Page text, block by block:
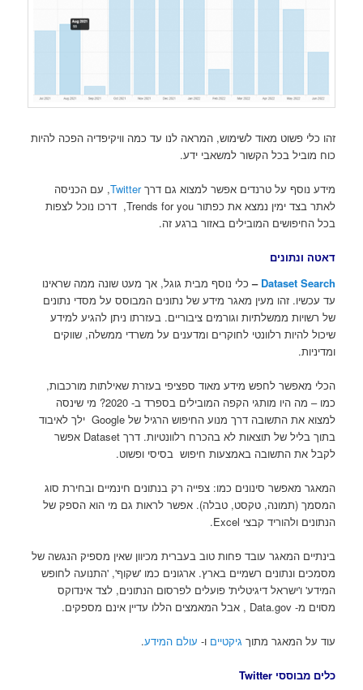
זהו כלי פשוט מאוד לשימוש, המראה לנו עד כמה וויקיפדיה הפכה להיות
כוח מוביל בכל הקשור למשאבי ידע.
מידע נוסף על טרנדים אפשר למצוא גם דרךTwitter, עם הכניסה
לאתר בצד ימין נמצא את כפתור Trends for you, דרכו נוכל לצפות
בכל החיפושים המובילים באזור ברגע זה.
דאטה ונתונים
Dataset Search
–כלי נוסף מבית גוגל, אך מעט שונה ממה שראינו
עד עכשיו. זהו מעין מאגר מידע של נתונים המבוסס על מסדי נתונים
של רשויות ממשלתיות וגורמים ציבוריים. בעזרתו ניתן להגיע למידע
שיכול להיות רלוונטי לחוקרים ומדענים על משרדי ממשלה, שווקים
ומדיניות.
הכלי מאפשר לחפש מידע מאוד ספציפי בעזרת שאילתות מורכבות,
כמו – מה היו מותגי הקפה המובילים בספרד ב- 2020? מי שינסה
למצוא את התשובה דרך מנוע החיפוש הרגיל של Google ילך לאיבוד
בתוך בליל של תוצאות לא בהכרח רלוונטיות. דרך Dataset אפשר
לקבל את התשובה באמצעות חיפוש בסיסי ופשוט.
המאגר מאפשר סינונים כמו: צפייה רק בנתונים חינמיים ובחירת סוג
המסמך (תמונה, טקסט, טבלה). אפשר לראות גם מי הוא הספק של
הנתונים ולהוריד קבצי Excel.
בינתיים המאגר עובד פחות טוב בעברית מכיוון שאין מספיק הנגשה של
מסמכים ונתונים רשמיים בארץ. ארגונים כמו 'שקוף', 'התנועה לחופש
המידע' ו'ישראל דיגיטלית' פועלים לפרסום הנתונים, לצד אינדוקס
מסוים מ- Data.gov , אבל המאמצים הללו עדיין אינם מספקים.
עוד על המאגר מתוך גיקטיים ו- עולם המידע.
כלים מבוססיTwitter